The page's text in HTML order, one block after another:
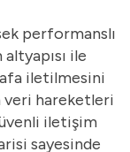
performanslı
ile
iletilmesini
veri hareketleri
iletişim
sayesinde